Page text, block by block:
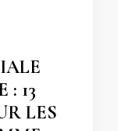
: 13
LES